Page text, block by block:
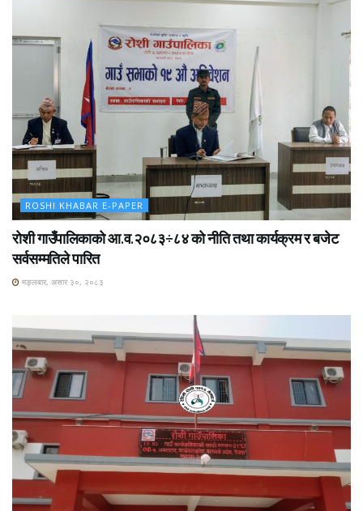
ROSHI KHABAR E-PAPER
रोशी गाउँपालिकाको आ.व.२०८३÷८४ को नीति तथा कार्यक्रम र बजेट
सर्वसम्मतिले पारित
मङ्लबार, असार ३०, २०८३